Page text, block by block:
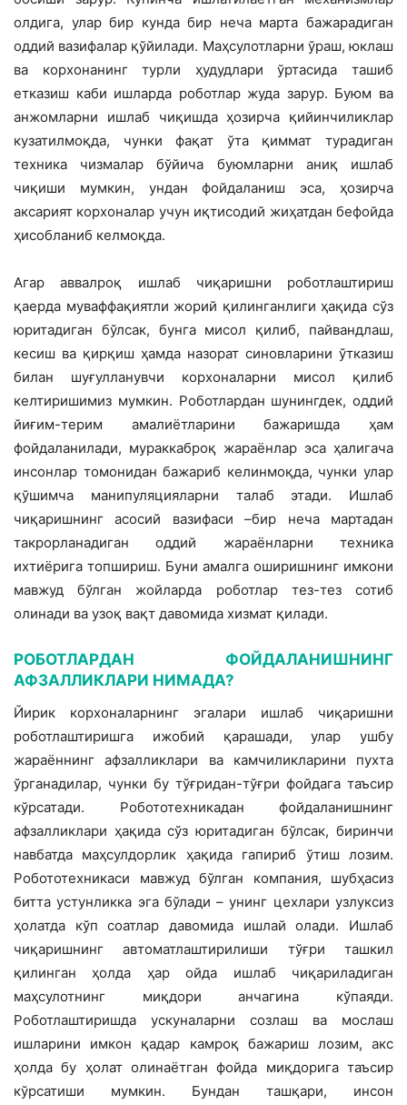
олдига, улар бир кунда бир неча марта бажарадиган
оддий вазифалар қўйилади. Маҳсулотларни ўраш, юклаш
ва корхонанинг турли ҳудудлари ўртасида ташиб
етказиш каби ишларда роботлар жуда зарур. Буюм ва
анжомларни ишлаб чиқишда ҳозирча қийинчиликлар
кузатилмоқда, чунки фақат ўта қиммат турадиган
техника чизмалар бўйича буюмларни аниқ ишлаб
чиқиши мумкин, ундан фойдаланиш эса, ҳозирча
аксарият корхоналар учун иқтисодий жиҳатдан бефойда
ҳисобланиб келмоқда.
Агар аввалроқ ишлаб чиқаришни роботлаштириш
қаерда муваффақиятли жорий қилинганлиги ҳақида сўз
юритадиган бўлсак, бунга мисол қилиб, пайвандлаш,
кесиш ва қирқиш ҳамда назорат синовларини ўтказиш
билан шуғулланувчи корхоналарни мисол қилиб
келтиришимиз мумкин. Роботлардан шунингдек, оддий
йиғим-терим амалиётларини бажаришда ҳам
фойдаланилади, мураккаброқ жараёнлар эса ҳалигача
инсонлар томонидан бажариб келинмоқда, чунки улар
қўшимча манипуляцияларни талаб этади. Ишлаб
чиқаришнинг асосий вазифаси –бир неча мартадан
такрорланадиган оддий жараёнларни техника
ихтиёрига топшириш. Буни амалга оширишнинг имкони
мавжуд бўлган жойларда роботлар тез-тез сотиб
олинади ва узоқ вақт давомида хизмат қилади.
РОБОТЛАРДАН ФОЙДАЛАНИШНИНГ
АФЗАЛЛИКЛАРИ НИМАДА?
Йирик корхоналарнинг эгалари ишлаб чиқаришни
роботлаштиришга ижобий қарашади, улар ушбу
жараённинг афзалликлари ва камчиликларини пухта
ўрганадилар, чунки бу тўғридан-тўғри фойдага таъсир
кўрсатади. Робототехникадан фойдаланишнинг
афзалликлари ҳақида сўз юритадиган бўлсак, биринчи
навбатда маҳсулдорлик ҳақида гапириб ўтиш лозим.
Робототехникаси мавжуд бўлган компания, шубҳасиз
битта устунликка эга бўлади – унинг цехлари узлуксиз
ҳолатда кўп соатлар давомида ишлай олади. Ишлаб
чиқаришнинг автоматлаштирилиши тўғри ташкил
қилинган ҳолда ҳар ойда ишлаб чиқариладиган
маҳсулотнинг миқдори анчагина кўпаяди.
Роботлаштиришда ускуналарни созлаш ва мослаш
ишларини имкон қадар камроқ бажариш лозим, акс
ҳолда бу ҳолат олинаётган фойда миқдорига таъсир
кўрсатиши мумкин. Бундан ташқари, инсон